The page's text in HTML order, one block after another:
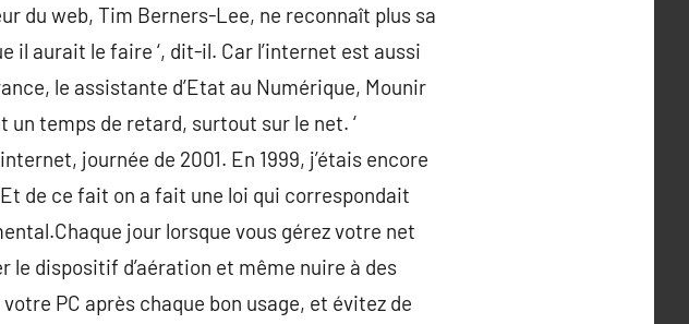
du web, Tim Berners-Lee, ne reconnaît plus sa
il aurait le faire ‘, dit-il. Car l’internet est aussi
le assistante d’Etat au Numérique, Mounir
temps de retard, surtout sur le net. ‘
journée de 2001. En 1999, j’étais encore
de ce fait on a fait une loi qui correspondait
jour lorsque vous gérez votre net
dispositif d’aération et même nuire à des
PC après chaque bon usage, et évitez de